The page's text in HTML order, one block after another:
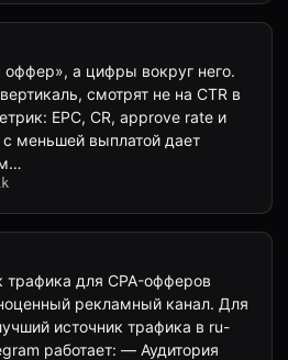
оффер», а цифры вокруг него.
смотрят не на CTR в
EPC, CR, approve rate и
меньшей выплатой дает
трафика для CPA-офферов
рекламный канал. Для
источник трафика в ru-
работает: — Аудитория